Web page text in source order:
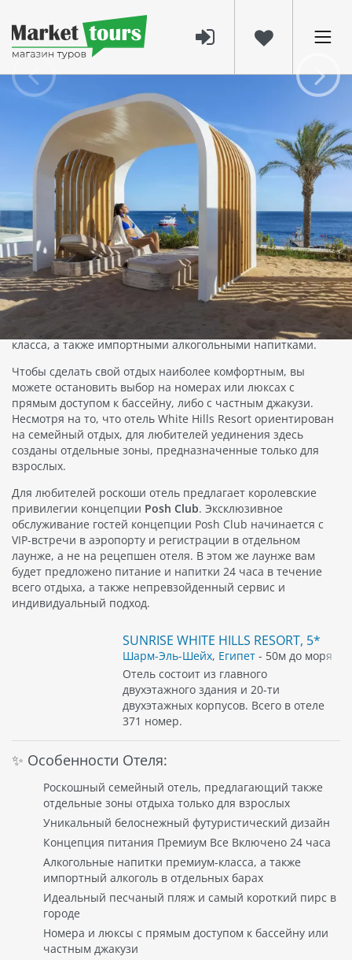
30 июль 2024
White Hills Resort – Новаторский
премиальный отель в лучшей бухте
Шарм-эш-Шейха
Добро пожаловать вWhite Hills Resort– роскошный отель
люкс-класса в самом сердце Шарм-эш-Шейха. Отель
представляет футуристическую концепцию, уникальную
для Египта.
White Hills Resort с гордостью предлагает концепцию
питания
, качество которой
приятно удивит даже самых взыскательных гостей. Вы
сможете наслаждаться алкогольными напитками премиум-
класса, а также импортными алкогольными напитками.
Чтобы сделать свой отдых наиболее комфортным, вы
можете остановить выбор на номерах или люксах с
прямым доступом к бассейну, либо с частным джакузи.
Несмотря на то, что отель White Hills Resort ориентирован
на семейный отдых, для любителей уединения здесь
созданы отдельные зоны, предназначенные только для
взрослых.
Для любителей роскоши отель предлагает королевские
привилегии концепции Posh Club. Эксклюзивное
обслуживание гостей концепции Posh Club начинается с
VIP-встречи в аэропорту и регистрации в отдельном
лаунже, а не на рецепшен отеля. В этом же лаунже вам
будет предложено питание и напитки 24 часа в течение
всего отдыха, а также непревзойденный сервис и
индивидуальный подход.
SUNRISE WHITE HILLS RESORT, 5*
Шарм-Эль-Шейх, Египет - 50м до моря
Отель состоит из главного
двухэтажного здания и 20-ти
двухэтажных корпусов. Всего в отеле
371 номер.
✨ Особенности Отеля:
Роскошный семейный отель, предлагающий также
отдельные зоны отдыха только для взрослых
Уникальный белоснежный футуристический дизайн
Концепция питания Премиум Все Включено 24 часа
Алкогольные напитки премиум-класса, а также
импортный алкоголь в отдельных барах
Идеальный песчаный пляж и самый короткий пирс в
городе
Номера и люксы с прямым доступом к бассейну или
частным джакузи